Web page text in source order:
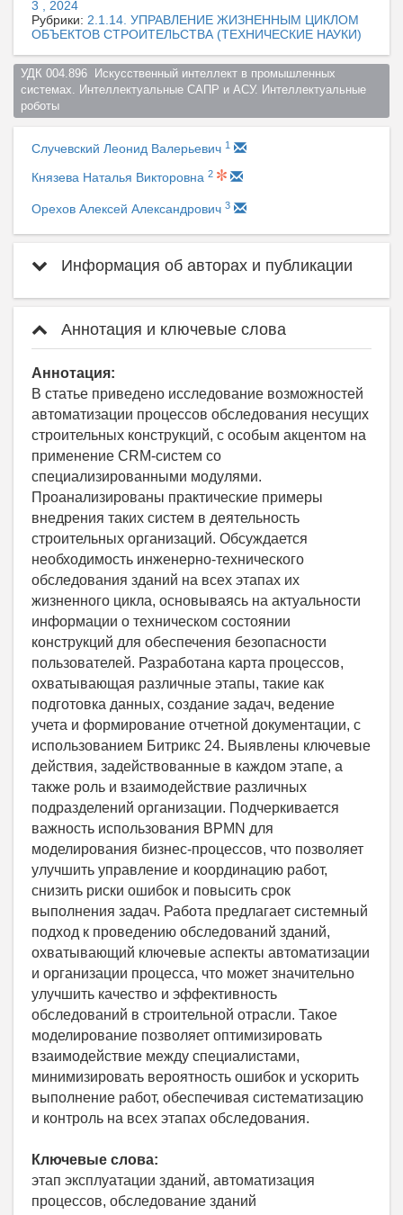
3 , 2024
Рубрики: 2.1.14. УПРАВЛЕНИЕ ЖИЗНЕННЫМ ЦИКЛОМ
ОБЪЕКТОВ СТРОИТЕЛЬСТВА (ТЕХНИЧЕСКИЕ НАУКИ)
УДК 004.896  Искусственный интеллект в промышленных
системах. Интеллектуальные САПР и АСУ. Интеллектуальные
роботы
Случевский Леонид Валерьевич 1
Князева Наталья Викторовна 2
Орехов Алексей Александрович 3
Информация об авторах и публикации
Аннотация и ключевые слова
Аннотация:
В статье приведено исследование возможностей
автоматизации процессов обследования несущих
строительных конструкций, с особым акцентом на
применение CRM-систем со
специализированными модулями.
Проанализированы практические примеры
внедрения таких систем в деятельность
строительных организаций. Обсуждается
необходимость инженерно-технического
обследования зданий на всех этапах их
жизненного цикла, основываясь на актуальности
информации о техническом состоянии
конструкций для обеспечения безопасности
пользователей. Разработана карта процессов,
охватывающая различные этапы, такие как
подготовка данных, создание задач, ведение
учета и формирование отчетной документации, с
использованием Битрикс 24. Выявлены ключевые
действия, задействованные в каждом этапе, а
также роль и взаимодействие различных
подразделений организации. Подчеркивается
важность использования BPMN для
моделирования бизнес-процессов, что позволяет
улучшить управление и координацию работ,
снизить риски ошибок и повысить срок
выполнения задач. Работа предлагает системный
подход к проведению обследований зданий,
охватывающий ключевые аспекты автоматизации
и организации процесса, что может значительно
улучшить качество и эффективность
обследований в строительной отрасли. Такое
моделирование позволяет оптимизировать
взаимодействие между специалистами,
минимизировать вероятность ошибок и ускорить
выполнение работ, обеспечивая систематизацию
и контроль на всех этапах обследования.
Ключевые слова:
этап эксплуатации зданий, автоматизация
процессов, обследование зданий